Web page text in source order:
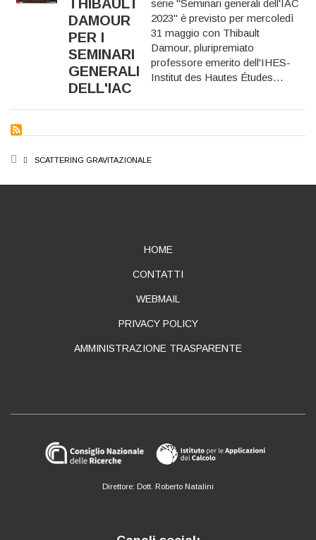
THIBAULT
DAMOUR
PER I
SEMINARI
GENERALI
DELL'IAC
serie "Seminari generali dell'IAC
2023" è previsto per mercoledì
31 maggio con Thibault
Damour, pluripremiato
professore emerito dell'IHES-
Institut des Hautes Études…
BREADCRUMB
SCATTERING GRAVITAZIONALE
HOME
CONTATTI
WEBMAIL
PRIVACY POLICY
AMMINISTRAZIONE TRASPARENTE
Direttore: Dott. Roberto Natalini